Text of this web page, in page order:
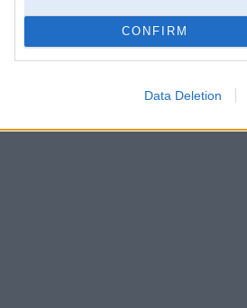
CONFIRM
Data Deletion